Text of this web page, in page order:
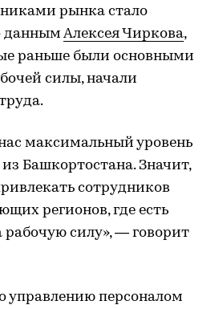
рынка стало
данным Алексея Чиркова,
раньше были основными
силы, начали
максимальный уровень
Башкортостана. Значит,
сотрудников
регионов, где есть
рабочую силу», — говорит
управлению персоналом